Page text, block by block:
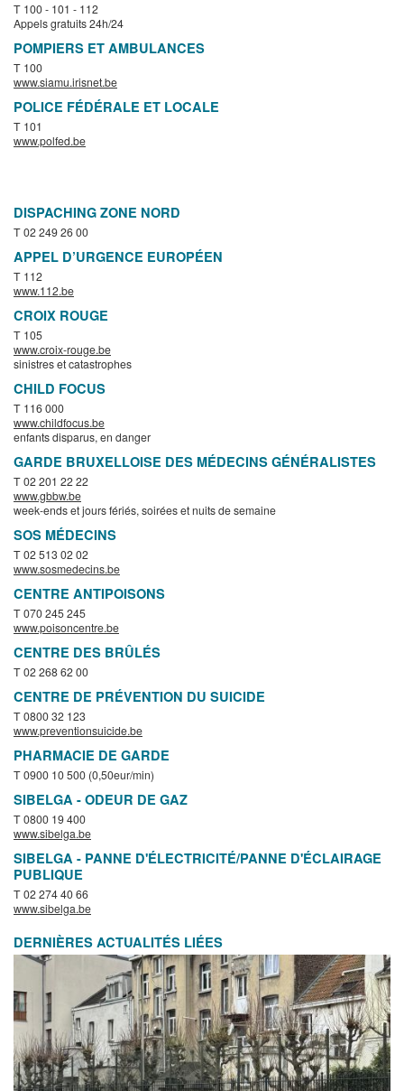
T 100 - 101 - 112
Appels gratuits 24h/24
POMPIERS ET AMBULANCES
T 100
www.siamu.irisnet.be
POLICE FÉDÉRALE ET LOCALE
T 101
www.polfed.be
DISPACHING ZONE NORD
T 02 249 26 00
APPEL D’URGENCE EUROPÉEN
T 112
www.112.be
CROIX ROUGE
T 105
www.croix-rouge.be
sinistres et catastrophes
CHILD FOCUS
T 116 000
www.childfocus.be
enfants disparus, en danger
GARDE BRUXELLOISE DES MÉDECINS GÉNÉRALISTES
T 02 201 22 22
www.gbbw.be
week-ends et jours fériés, soirées et nuits de semaine
SOS MÉDECINS
T 02 513 02 02
www.sosmedecins.be
CENTRE ANTIPOISONS
T 070 245 245
www.poisoncentre.be
CENTRE DES BRÛLÉS
T 02 268 62 00
CENTRE DE PRÉVENTION DU SUICIDE
T 0800 32 123
www.preventionsuicide.be
PHARMACIE DE GARDE
T 0900 10 500 (0,50eur/min)
SIBELGA - ODEUR DE GAZ
T 0800 19 400
www.sibelga.be
SIBELGA - PANNE D'ÉLECTRICITÉ/PANNE D'ÉCLAIRAGE
PUBLIQUE
T 02 274 40 66
www.sibelga.be
DERNIÈRES ACTUALITÉS LIÉES